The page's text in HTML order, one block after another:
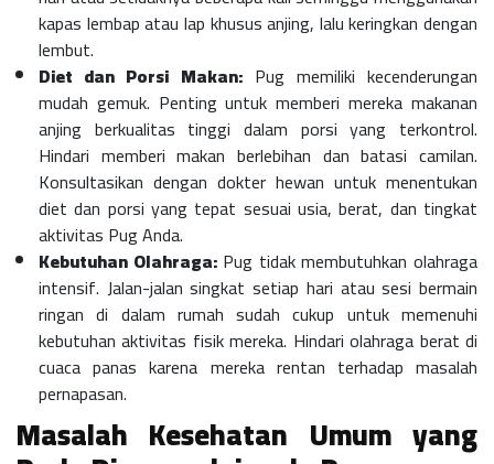
kapas lembap atau lap khusus anjing, lalu keringkan dengan
lembut.
Diet dan Porsi Makan:Pug memiliki kecenderungan
mudah gemuk. Penting untuk memberi mereka makanan
anjing berkualitas tinggi dalam porsi yang terkontrol.
Hindari memberi makan berlebihan dan batasi camilan.
Konsultasikan dengan dokter hewan untuk menentukan
diet dan porsi yang tepat sesuai usia, berat, dan tingkat
aktivitas Pug Anda.
Kebutuhan Olahraga:Pug tidak membutuhkan olahraga
intensif. Jalan-jalan singkat setiap hari atau sesi bermain
ringan di dalam rumah sudah cukup untuk memenuhi
kebutuhan aktivitas fisik mereka. Hindari olahraga berat di
cuaca panas karena mereka rentan terhadap masalah
pernapasan.
Masalah Kesehatan Umum yang